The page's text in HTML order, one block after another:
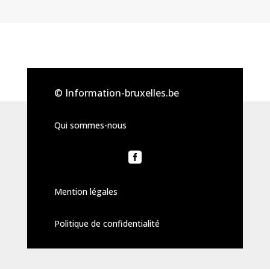
© Information-bruxelles.be
Qui sommes-nous

Mention légales
Politique de confidentialité